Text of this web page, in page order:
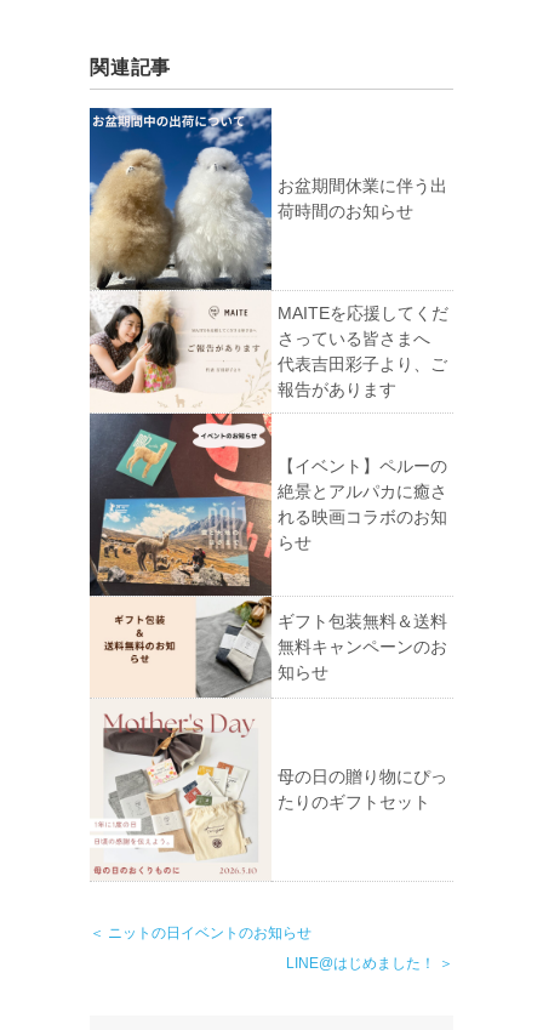
関連記事
お盆期間休業に伴う出
荷時間のお知らせ
MAITEを応援してくだ
さっている皆さまへ
代表吉田彩子より、ご
報告があります
【イベント】ペルーの
絶景とアルパカに癒さ
れる映画コラボのお知
らせ
ギフト包装無料＆送料
無料キャンペーンのお
知らせ
母の日の贈り物にぴっ
たりのギフトセット
＜ ニットの日イベントのお知らせ
LINE@はじめました！ ＞